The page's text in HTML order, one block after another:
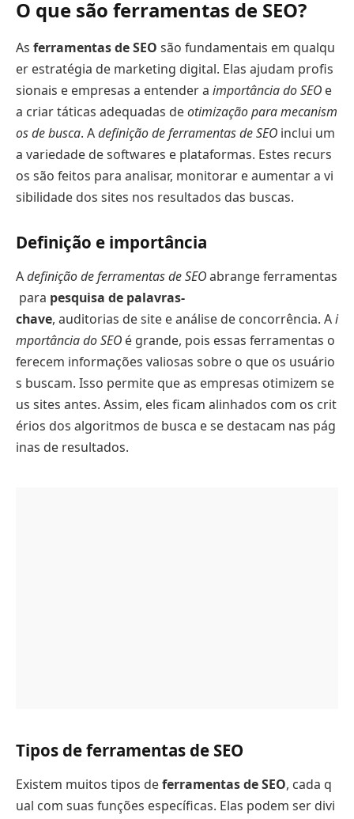
O que são ferramentas de SEO?
As ferramentas de SEO são fundamentais em qualqu
er estratégia de marketing digital. Elas ajudam profis
sionais e empresas a entender a importância do SEO e
a criar táticas adequadas deotimização para mecanism
os de busca. Adefinição de ferramentas de SEO inclui um
a variedade de softwares e plataformas. Estes recurs
os são feitos para analisar, monitorar e aumentar a vi
sibilidade dos sites nos resultados das buscas.
Definição e importância
Adefinição de ferramentas de SEOabrange ferramentas
para pesquisa de palavras-
chave, auditorias de site e análise de concorrência. Ai
mportância do SEO é grande, pois essas ferramentas o
ferecem informações valiosas sobre o que os usuário
s buscam. Isso permite que as empresas otimizem se
us sites antes. Assim, eles ficam alinhados com os crit
érios dos algoritmos de busca e se destacam nas pág
inas de resultados.
Tipos de ferramentas de SEO
Existem muitos tipos deferramentas de SEO, cada q
ual com suas funções específicas. Elas podem ser divi